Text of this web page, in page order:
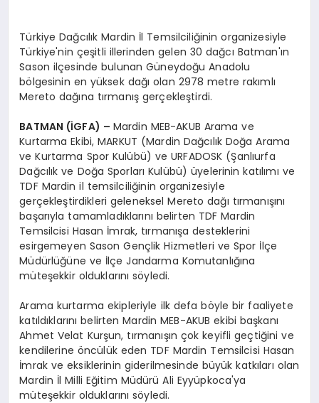
Türkiye Dağcılık Mardin İl Temsilciliğinin organizesiyle
Türkiye'nin çeşitli illerinden gelen 30 dağcı Batman'ın
Sason ilçesinde bulunan Güneydoğu Anadolu
bölgesinin en yüksek dağı olan 2978 metre rakımlı
Mereto dağına tırmanış gerçekleştirdi.
BATMAN (İGFA) – Mardin MEB-AKUB Arama ve
Kurtarma Ekibi, MARKUT (Mardin Dağcılık Doğa Arama
ve Kurtarma Spor Kulübü) ve URFADOSK (Şanlıurfa
Dağcılık ve Doğa Sporları Kulübü) üyelerinin katılımı ve
TDF Mardin il temsilciliğinin organizesiyle
gerçekleştirdikleri geleneksel Mereto dağı tırmanışını
başarıyla tamamladıklarını belirten TDF Mardin
Temsilcisi Hasan İmrak, tırmanışa desteklerini
esirgemeyen Sason Gençlik Hizmetleri ve Spor İlçe
Müdürlüğüne ve İlçe Jandarma Komutanlığına
müteşekkir olduklarını söyledi.
Arama kurtarma ekipleriyle ilk defa böyle bir faaliyete
katıldıklarını belirten Mardin MEB-AKUB ekibi başkanı
Ahmet Velat Kurşun, tırmanışın çok keyifli geçtiğini ve
kendilerine öncülük eden TDF Mardin Temsilcisi Hasan
İmrak ve eksiklerinin giderilmesinde büyük katkıları olan
Mardin İl Milli Eğitim Müdürü Ali Eyyüpkoca'ya
müteşekkir olduklarını söyledi.